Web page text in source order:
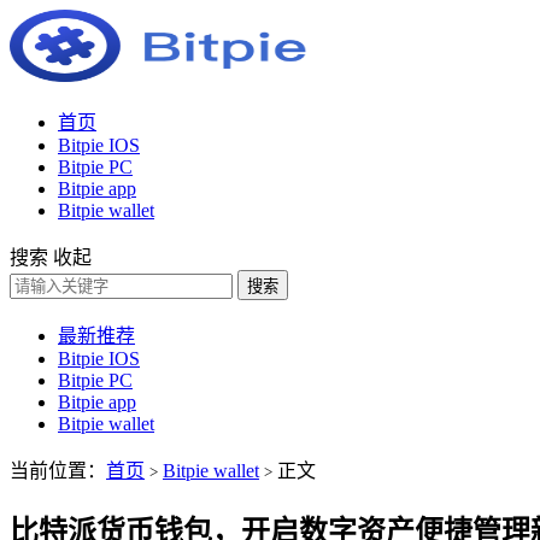
首页
Bitpie IOS
Bitpie PC
Bitpie app
Bitpie wallet
搜索 收起
搜索
最新推荐
Bitpie IOS
Bitpie PC
Bitpie app
Bitpie wallet
当前位置： 首页 > Bitpie wallet > 正文
比特派货币钱包，开启数字资产便捷管理